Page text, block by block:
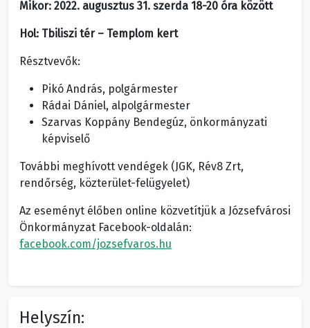
Mikor: 2022. augusztus 31. szerda 18-20 óra között
Hol: Tbiliszi tér – Templom kert
Résztvevők:
Pikó András, polgármester
Rádai Dániel, alpolgármester
Szarvas Koppány Bendegúz, önkormányzati
képviselő
További meghívott vendégek (JGK, Rév8 Zrt,
rendőrség, közterület-felügyelet)
Az eseményt élőben online közvetítjük a Józsefvárosi
Önkormányzat Facebook-oldalán:
facebook.com/jozsefvaros.hu
Helyszín: